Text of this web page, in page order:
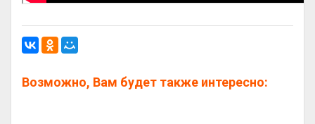
Возможно, Вам будет также интересно: